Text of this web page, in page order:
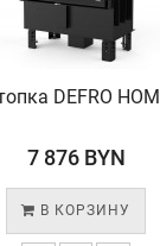
DEFRO
7 876 BYN
В КОРЗИНУ